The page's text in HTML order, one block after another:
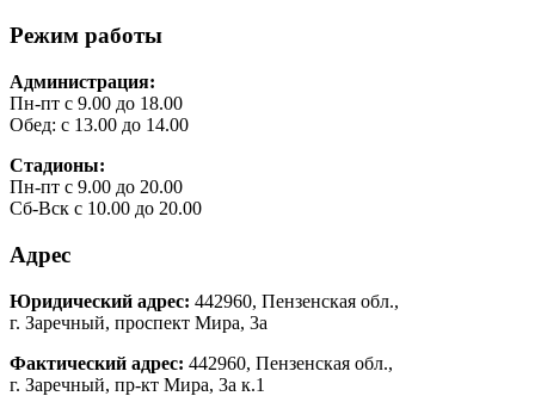
Режим работы
Администрация:
Пн-пт с 9.00 до 18.00
Обед: с 13.00 до 14.00
Стадионы:
Пн-пт с 9.00 до 20.00
Сб-Вск с 10.00 до 20.00
Адрес
Юридический адрес: 442960, Пензенская обл.,
г. Заречный, проспект Мира, 3а
Фактический адрес: 442960, Пензенская обл.,
г. Заречный, пр-кт Мира, 3а к.1